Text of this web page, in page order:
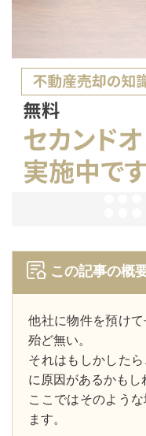
この記事の概
他社に物件を預け
殆ど無い。
それはもしかした
に原因があるかもし
ここではそのよう
ます。